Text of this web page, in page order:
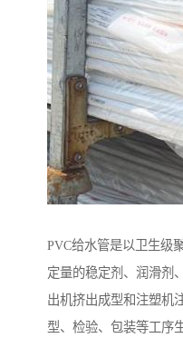
PVC给水管是以卫生级
定量的稳定剂、润滑剂
出机挤出成型和注塑机
型、检验、包装等工序